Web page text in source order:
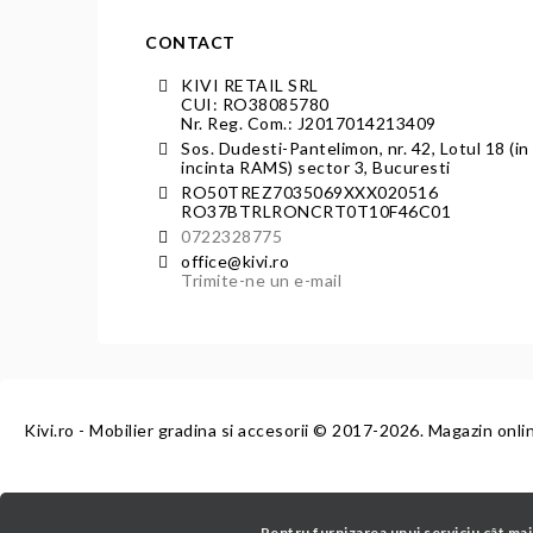
CONTACT
KIVI RETAIL SRL
CUI: RO38085780
Nr. Reg. Com.: J2017014213409
Sos. Dudesti-Pantelimon, nr. 42, Lotul 18 (in
incinta RAMS) sector 3, Bucuresti
RO50TREZ7035069XXX020516
RO37BTRLRONCRT0T10F46C01
0722328775
office@kivi.ro
Trimite-ne un e-mail
Kivi.ro - Mobilier gradina si accesorii © 2017-2026. Magazin